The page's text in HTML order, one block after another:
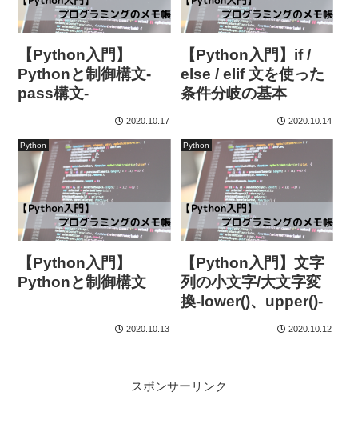
【Python入門】
Pythonと制御構文-
pass構文-
2020.10.17
【Python入門】if /
else / elif 文を使った
条件分岐の基本
2020.10.14
Python
【Python入門】
Pythonと制御構文
2020.10.13
Python
【Python入門】文字
列の小文字/大文字変
換-lower()、upper()-
2020.10.12
スポンサーリンク